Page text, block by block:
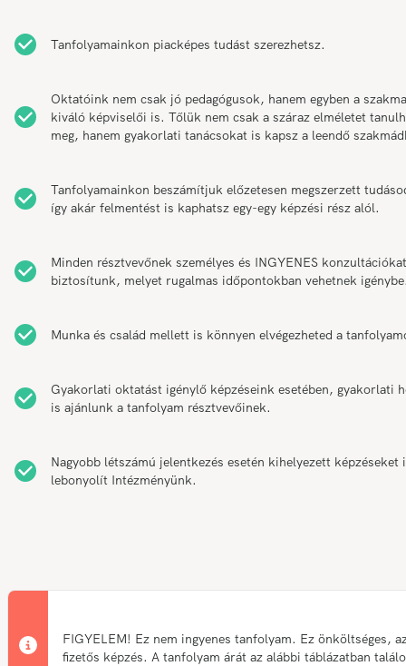
Tanfolyamainkon piacképes tudást szerezhetsz.
Oktatóink nem csak jó pedagógusok, hanem egyben a szakma
kiváló képviselői is. Tőlük nem csak a száraz elméletet
meg, hanem gyakorlati tanácsokat is kapsz a leendő
Tanfolyamainkon beszámítjuk előzetesen megszerzett
így akár felmentést is kaphatsz egy-egy képzési rész alól.
Minden résztvevőnek személyes és INGYENES konzultációkat
biztosítunk, melyet rugalmas időpontokban vehetnek
Munka és család mellett is könnyen elvégezheted a
Gyakorlati oktatást igénylő képzéseink esetében, gyakorlati
is ajánlunk a tanfolyam résztvevőinek.
Nagyobb létszámú jelentkezés esetén kihelyezett képzéseket
lebonyolít Intézményünk.
FIGYELEM! Ez nem ingyenes tanfolyam. Ez önköltséges,
fizetős képzés. A tanfolyam árát az alábbi táblázatban